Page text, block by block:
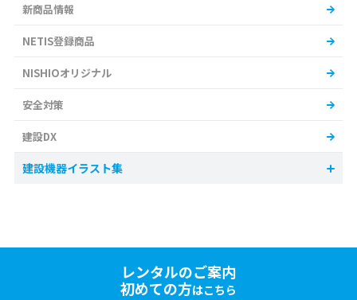
新商品情報
NETIS登録商品
NISHIOオリジナル
安全対策
建設DX
建設機器イラスト集
レンタルのご案内
初めての方はこちら